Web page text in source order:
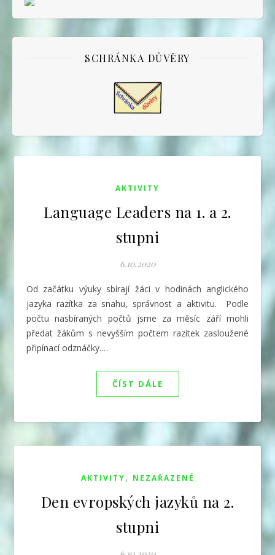
SCHRÁNKA DŮVĚRY
AKTIVITY
Language Leaders na 1. a 2.
stupni
6.10.2020
Od začátku výuky sbírají žáci v hodinách anglického
jazyka razítka za snahu, správnost a aktivitu. Podle
počtu nasbíraných počtů jsme za měsíc září mohli
předat žákům s nevyšším počtem razítek zasloužené
připínací odznáčky.…
ČÍST DÁLE
AKTIVITY, NEZAŘAZENÉ
Den evropských jazyků na 2.
stupni